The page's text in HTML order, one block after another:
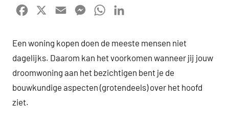
Facebook Email MessengerWhatsApp
Een woning kopen doen de meeste mensen niet
dagelijks. Daarom kan het voorkomen wanneer jij jouw
droomwoning aan het bezichtigen bent je de
bouwkundige aspecten (grotendeels) over het hoofd
ziet.